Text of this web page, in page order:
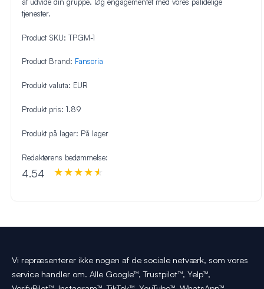
tjenester.
Product SKU: TPGM-1
Product Brand: Fansoria
Produkt valuta: EUR
Produkt pris: 1.89
Produkt på lager: På lager
Redaktørens bedømmelse:
4.54
Vi repræsenterer ikke nogen af de sociale netværk, som vores
service handler om. Alle Google™, Trustpilot™, Yelp™,